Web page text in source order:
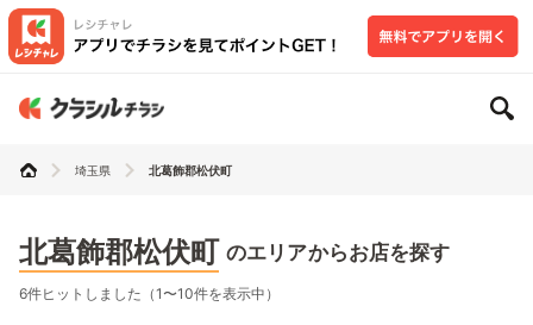
埼玉県 北葛飾郡松伏町
北葛飾郡松伏町 のエリアからお店を探す
6件ヒットしました（1〜10件を表示中）